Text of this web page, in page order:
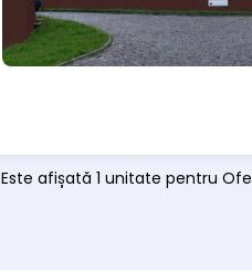
Este afișată 1 unitate pentru